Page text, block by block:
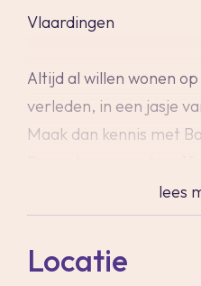
Vlaardingen
Altijd al willen wonen
verleden, in een jasje
Maak dan kennis met
Schiedamseweg 12G
gelegen op de 1e
lees
Locatie